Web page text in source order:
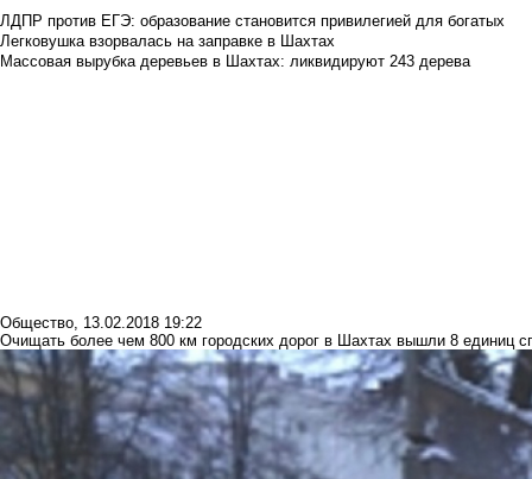
ЛДПР против ЕГЭ: образование становится привилегией для богатых
Легковушка взорвалась на заправке в Шахтах
Массовая вырубка деревьев в Шахтах: ликвидируют 243 дерева
Общество, 13.02.2018 19:22
Очищать более чем 800 км городских дорог в Шахтах вышли 8 единиц